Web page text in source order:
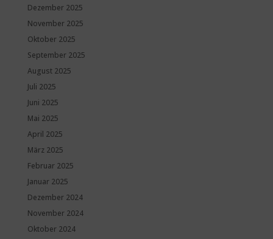
Dezember 2025
November 2025
Oktober 2025
September 2025
August 2025
Juli 2025
Juni 2025
Mai 2025
April 2025
März 2025
Februar 2025
Januar 2025
Dezember 2024
November 2024
Oktober 2024